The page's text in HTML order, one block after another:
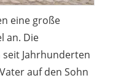
eine große
an. Die
Jahrhunderten
auf den Sohn